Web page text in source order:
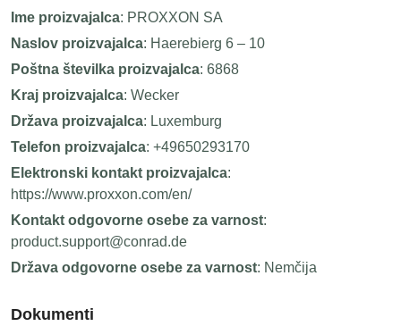
Ime proizvajalca: PROXXON SA
Naslov proizvajalca: Haerebierg 6 – 10
Poštna številka proizvajalca: 6868
Kraj proizvajalca: Wecker
Država proizvajalca: Luxemburg
Telefon proizvajalca: +49650293170
Elektronski kontakt proizvajalca:
https://www.proxxon.com/en/
Kontakt odgovorne osebe za varnost:
product.support@conrad.de
Država odgovorne osebe za varnost: Nemčija
Dokumenti